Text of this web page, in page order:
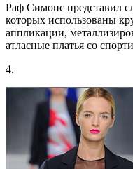
Раф Симонс представил
которых использованы
аппликации,
атласные платья со
4.